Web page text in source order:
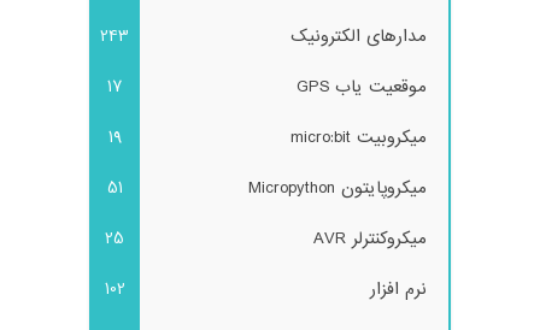
مدارهای الکترونیک
243
موقعیت یاب GPS
17
میکروبیت micro:bit
19
میکروپایتون Micropython
51
میکروکنترلر AVR
25
نرم افزار
102